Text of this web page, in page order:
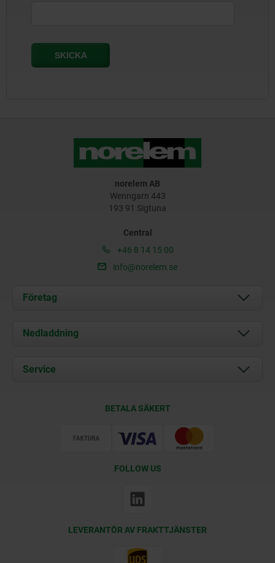
norelem AB
Wenngarn 443
193 91 Sigtuna
Central
+46 8 14 15 00
info@norelem.se
Företag
Om oss
Kontakt
Nedladdning
Service
BETALA SÄKERT
FOLLOW US
LEVERANTÖR AV FRAKTTJÄNSTER